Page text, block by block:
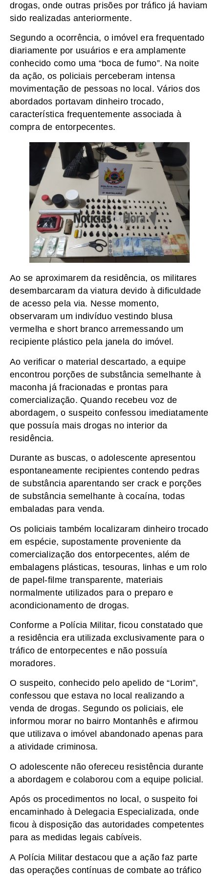
drogas, onde outras prisões por tráfico já haviam
sido realizadas anteriormente.
Segundo a ocorrência, o imóvel era frequentado
diariamente por usuários e era amplamente
conhecido como uma “boca de fumo”. Na noite
da ação, os policiais perceberam intensa
movimentação de pessoas no local. Vários dos
abordados portavam dinheiro trocado,
característica frequentemente associada à
compra de entorpecentes.
Ao se aproximarem da residência, os militares
desembarcaram da viatura devido à dificuldade
de acesso pela via. Nesse momento,
observaram um indivíduo vestindo blusa
vermelha e short branco arremessando um
recipiente plástico pela janela do imóvel.
Ao verificar o material descartado, a equipe
encontrou porções de substância semelhante à
maconha já fracionadas e prontas para
comercialização. Quando recebeu voz de
abordagem, o suspeito confessou imediatamente
que possuía mais drogas no interior da
residência.
Durante as buscas, o adolescente apresentou
espontaneamente recipientes contendo pedras
de substância aparentando ser crack e porções
de substância semelhante à cocaína, todas
embaladas para venda.
Os policiais também localizaram dinheiro trocado
em espécie, supostamente proveniente da
comercialização dos entorpecentes, além de
embalagens plásticas, tesouras, linhas e um rolo
de papel-filme transparente, materiais
normalmente utilizados para o preparo e
acondicionamento de drogas.
Conforme a Polícia Militar, ficou constatado que
a residência era utilizada exclusivamente para o
tráfico de entorpecentes e não possuía
moradores.
O suspeito, conhecido pelo apelido de “Lorim”,
confessou que estava no local realizando a
venda de drogas. Segundo os policiais, ele
informou morar no bairro Montanhês e afirmou
que utilizava o imóvel abandonado apenas para
a atividade criminosa.
O adolescente não ofereceu resistência durante
a abordagem e colaborou com a equipe policial.
Após os procedimentos no local, o suspeito foi
encaminhado à Delegacia Especializada, onde
ficou à disposição das autoridades competentes
para as medidas legais cabíveis.
A Polícia Militar destacou que a ação faz parte
das operações contínuas de combate ao tráfico